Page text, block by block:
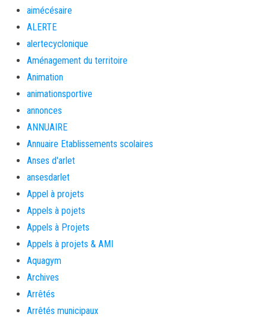
aimécésaire
ALERTE
alertecyclonique
Aménagement du territoire
Animation
animationsportive
annonces
ANNUAIRE
Annuaire Etablissements scolaires
Anses d'arlet
ansesdarlet
Appel à projets
Appels à pojets
Appels à Projets
Appels à projets & AMI
Aquagym
Archives
Arrêtés
Arrêtés municipaux